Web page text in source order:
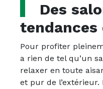
Des
tendances
Pour profiter
a rien de tel qu’un
relaxer en toute
et pur de l’extérieur.